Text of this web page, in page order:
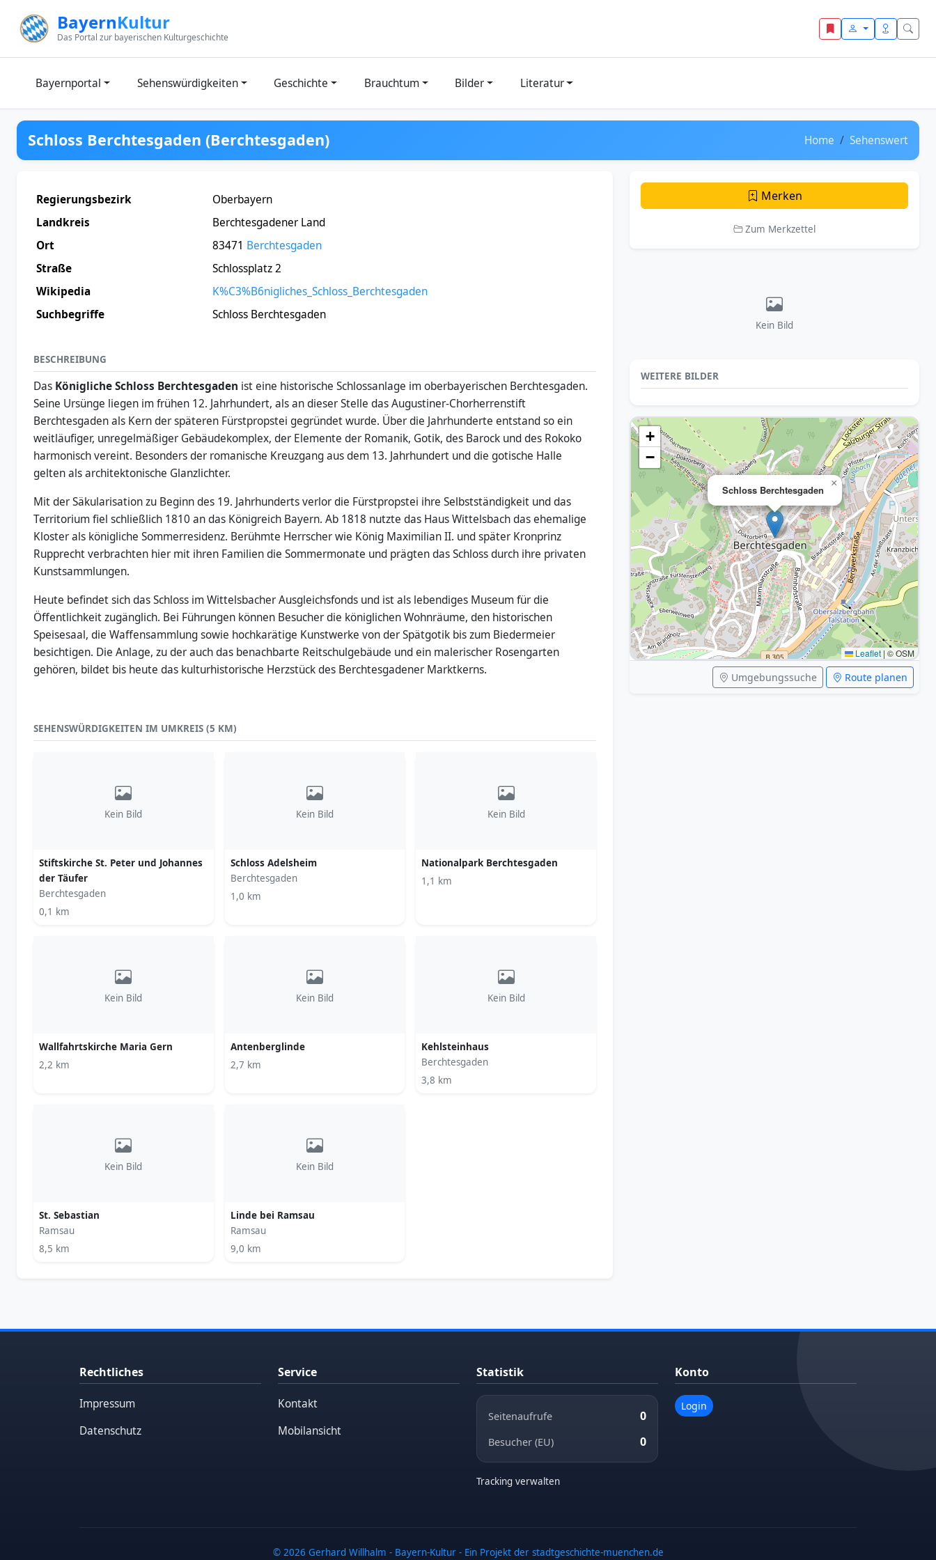
BayernKultur
Das Portal zur bayerischen Kulturgeschichte
Bayernportal Sehenswürdigkeiten Geschichte Brauchtum Bilder Literatur
Schloss Berchtesgaden (Berchtesgaden) Home Sehenswert
Regierungsbezirk
Oberbayern
Landkreis
Berchtesgadener Land
Ort
83471 Berchtesgaden
Straße
Schlossplatz 2
Wikipedia
K%C3%B6nigliches_Schloss_Berchtesgaden
Suchbegriffe
Schloss Berchtesgaden
BESCHREIBUNG
Das Königliche Schloss Berchtesgaden ist eine historische Schlossanlage im oberbayerischen Berchtesgaden.
Seine Ursünge liegen im frühen 12. Jahrhundert, als an dieser Stelle das Augustiner-Chorherrenstift
Berchtesgaden als Kern der späteren Fürstpropstei gegründet wurde. Über die Jahrhunderte entstand so ein
weitläufiger, unregelmäßiger Gebäudekomplex, der Elemente der Romanik, Gotik, des Barock und des Rokoko
harmonisch vereint. Besonders der romanische Kreuzgang aus dem 13. Jahrhundert und die gotische Halle
gelten als architektonische Glanzlichter.
Mit der Säkularisation zu Beginn des 19. Jahrhunderts verlor die Fürstpropstei ihre Selbstständigkeit und das
Territorium fiel schließlich 1810 an das Königreich Bayern. Ab 1818 nutzte das Haus Wittelsbach das ehemalige
Kloster als königliche Sommerresidenz. Berühmte Herrscher wie König Maximilian II. und später Kronprinz
Rupprecht verbrachten hier mit ihren Familien die Sommermonate und prägten das Schloss durch ihre privaten
Kunstsammlungen.
Heute befindet sich das Schloss im Wittelsbacher Ausgleichsfonds und ist als lebendiges Museum für die
Öffentlichkeit zugänglich. Bei Führungen können Besucher die königlichen Wohnräume, den historischen
Speisesaal, die Waffensammlung sowie hochkarätige Kunstwerke von der Spätgotik bis zum Biedermeier
besichtigen. Die Anlage, zu der auch das benachbarte Reitschulgebäude und ein malerischer Rosengarten
gehören, bildet bis heute das kulturhistorische Herzstück des Berchtesgadener Marktkerns.
SEHENSWÜRDIGKEITEN IM UMKREIS (5 KM)
Kein Bild
Stiftskirche St. Peter und Johannes
der Täufer
Berchtesgaden
0,1 km
Kein Bild
Schloss Adelsheim
Berchtesgaden
1,0 km
Kein Bild
Nationalpark Berchtesgaden
1,1 km
Kein Bild
Wallfahrtskirche Maria Gern
2,2 km
Kein Bild
Antenberglinde
2,7 km
Kein Bild
Kehlsteinhaus
Berchtesgaden
3,8 km
Kein Bild
St. Sebastian
Ramsau
8,5 km
Kein Bild
Linde bei Ramsau
Ramsau
9,0 km
Merken
Zum Merkzettel
Kein Bild
WEITERE BILDER
Schloss Berchtesgaden
×
+
−
Leaflet | © OSM
Umgebungssuche Route planen
Rechtliches
Impressum
Datenschutz
Service
Kontakt
Mobilansicht
Statistik
Seitenaufrufe 0
Besucher (EU) 0
Tracking verwalten
Konto
Login
© 2026 Gerhard Willhalm - Bayern-Kultur - Ein Projekt der stadtgeschichte-muenchen.de